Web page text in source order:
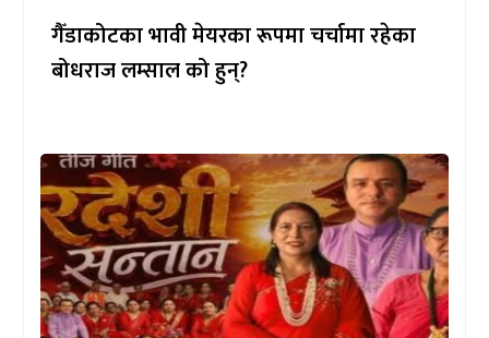
गैँडाकोटका भावी मेयरका रूपमा चर्चामा रहेका
बोधराज लम्साल को हुन्?